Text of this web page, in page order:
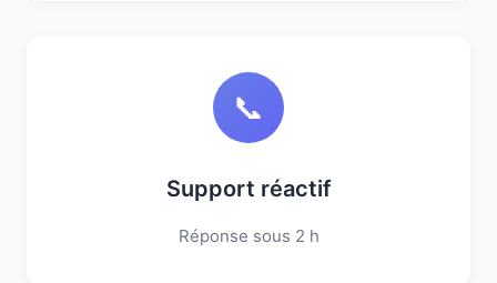
📞
Support réactif
Réponse sous 2 h